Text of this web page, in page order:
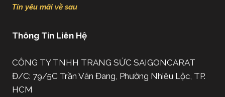
Tin yêu mãi về sau
Thông Tin Liên Hệ
CÔNG TY TNHH TRANG SỨC SAIGONCARAT
Đ/C: 79/5C Trần Văn Đang, Phường Nhiêu Lộc, TP.
HCM